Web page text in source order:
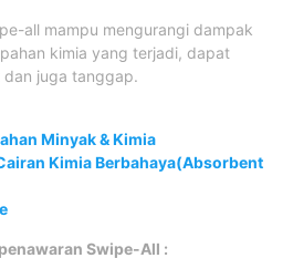
all mampu mengurangi dampak
kimia yang terjadi, dapat
juga tanggap.
Minyak & Kimia
Kimia Berbahaya(Absorbent
Swipe-All :